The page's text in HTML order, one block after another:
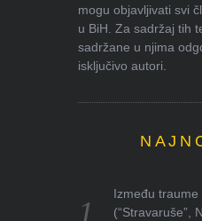
mogu objavljivati svi
u BiH. Za sadržaj tih
sadržane u njima
isključivo autori.
Između traume
(“Stravaruše”,